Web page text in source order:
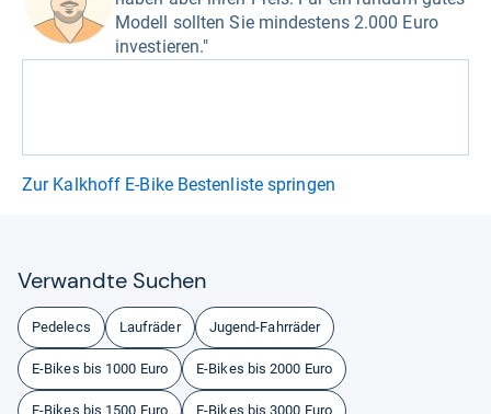
Modell sollten Sie mindestens 2.000 Euro
investieren."
Zur Kalkhoff E-Bike Bestenliste springen
Ver­wandte Suchen
Pedelecs Laufräder Jugend-Fahrräder
E-Bikes bis 1000 Euro E-Bikes bis 2000 Euro
E-Bikes bis 1500 Euro E-Bikes bis 3000 Euro